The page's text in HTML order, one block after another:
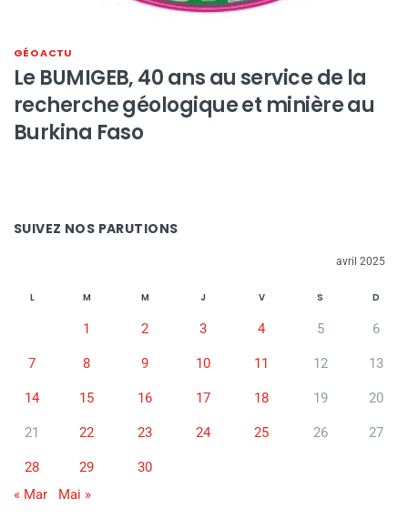
GÉO ACTU
Le BUMIGEB, 40 ans au service de la
recherche géologique et minière au
Burkina Faso
SUIVEZ NOS PARUTIONS
avril 2025
L M M J V S D
1 2 3 4 5 6
7 8 9 10 11 12 13
14 15 16 17 18 19 20
21 22 23 24 25 26 27
28 29
30
« Mar
Mai »